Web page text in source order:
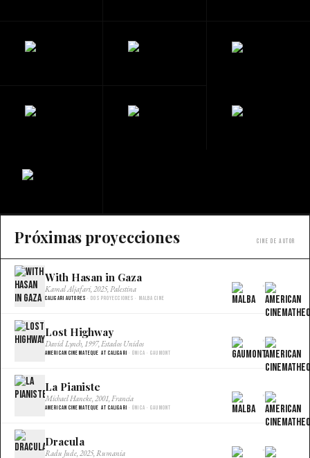
Próximas proyecciones Cine de autor
With Hasan in Gaza
Kamal Aljafari, 2025, Palestina
Caligari Autores · Dos proyecciones · Malba Cine
×
Lost Highway
David Lynch, 1997, Estados Unidos
American Cinemateque at Caligari · Única · Gaumont
×
La Pianiste
Michael Haneke, 2001, Francia
American Cinemateque at Caligari · Única · Gaumont
×
Dracula
Radu Jude, 2025, Rumania ×